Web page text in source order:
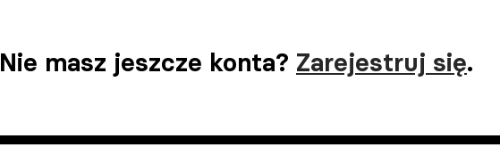
Nie masz jeszcze konta? Zarejestruj się.